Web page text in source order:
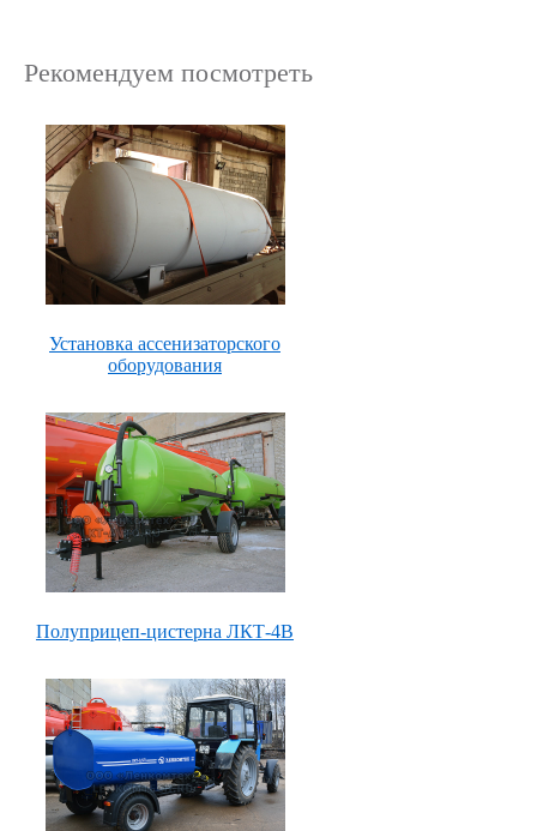
Рекомендуем посмотреть
Установка ассенизаторского
оборудования
Полуприцеп-цистерна ЛКТ-4В